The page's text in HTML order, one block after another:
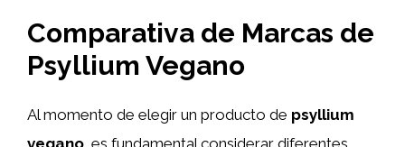
Comparativa de Marcas de
Psyllium Vegano
Al momento de elegir un producto de psyllium
vegano, es fundamental considerar diferentes